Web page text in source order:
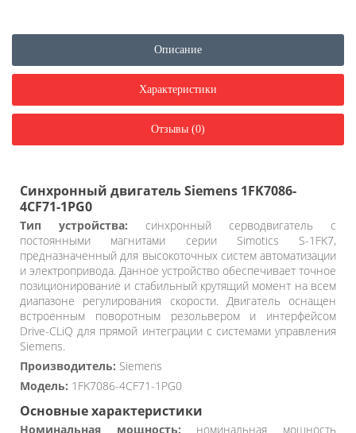
Описание
Характеристики
Отзывы (0)
Синхронный двигатель Siemens 1FK7086-
4CF71-1PG0
Тип устройства: синхронный серводвигатель с
постоянными магнитами серии Simotics S-1FK7,
предназначенный для высокоточных систем автоматизации
и электропривода. Данное устройство обеспечивает точное
позиционирование и стабильный крутящий момент на всем
диапазоне регулирования скорости. Двигатель оснащен
встроенным поворотным резольвером и интерфейсом
Drive-CLiQ для прямой интеграции с системами управления
Siemens.
Производитель: Siemens
Модель: 1FK7086-4CF71-1PG0
Основные характеристики
Номинальная мощность: номинальная мощность